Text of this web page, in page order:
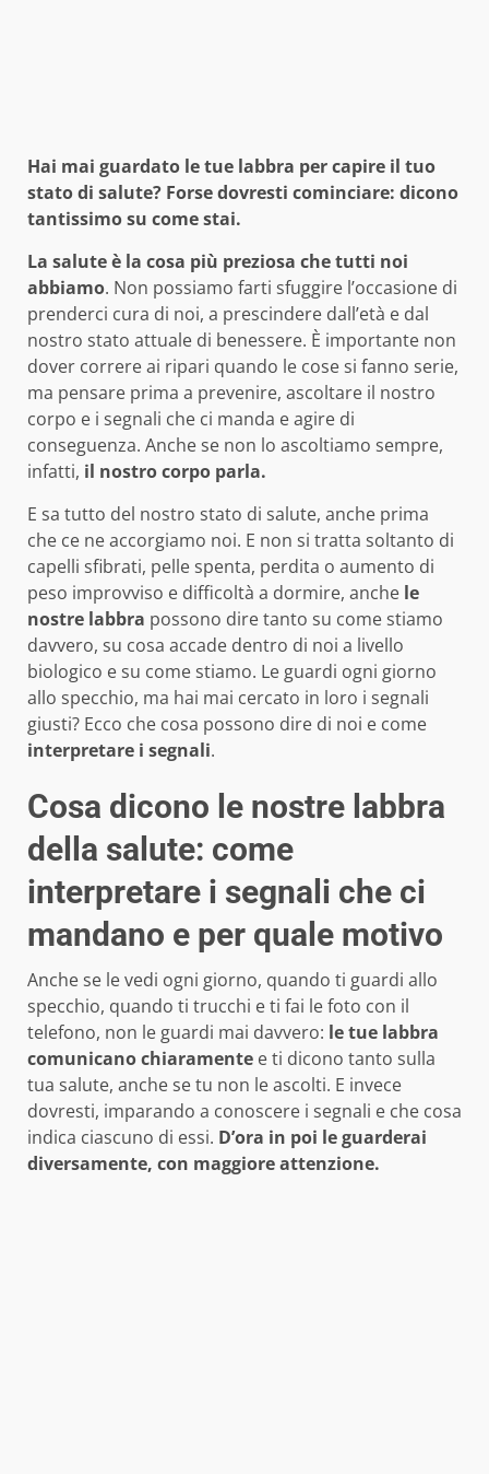
Hai mai guardato le tue labbra per capire il tuo
stato di salute? Forse dovresti cominciare: dicono
tantissimo su come stai.
La salute è la cosa più preziosa che tutti noi
abbiamo. Non possiamo farti sfuggire l’occasione di
prenderci cura di noi, a prescindere dall’età e dal
nostro stato attuale di benessere. È importante non
dover correre ai ripari quando le cose si fanno serie,
ma pensare prima a prevenire, ascoltare il nostro
corpo e i segnali che ci manda e agire di
conseguenza. Anche se non lo ascoltiamo sempre,
infatti, il nostro corpo parla.
E sa tutto del nostro stato di salute, anche prima
che ce ne accorgiamo noi. E non si tratta soltanto di
capelli sfibrati, pelle spenta, perdita o aumento di
peso improvviso e difficoltà a dormire, anche le
nostre labbra possono dire tanto su come stiamo
davvero, su cosa accade dentro di noi a livello
biologico e su come stiamo. Le guardi ogni giorno
allo specchio, ma hai mai cercato in loro i segnali
giusti? Ecco che cosa possono dire di noi e come
interpretare i segnali.
Cosa dicono le nostre labbra
della salute: come
interpretare i segnali che ci
mandano e per quale motivo
Anche se le vedi ogni giorno, quando ti guardi allo
specchio, quando ti trucchi e ti fai le foto con il
telefono, non le guardi mai davvero: le tue labbra
comunicano chiaramente e ti dicono tanto sulla
tua salute, anche se tu non le ascolti. E invece
dovresti, imparando a conoscere i segnali e che cosa
indica ciascuno di essi. D’ora in poi le guarderai
diversamente, con maggiore attenzione.